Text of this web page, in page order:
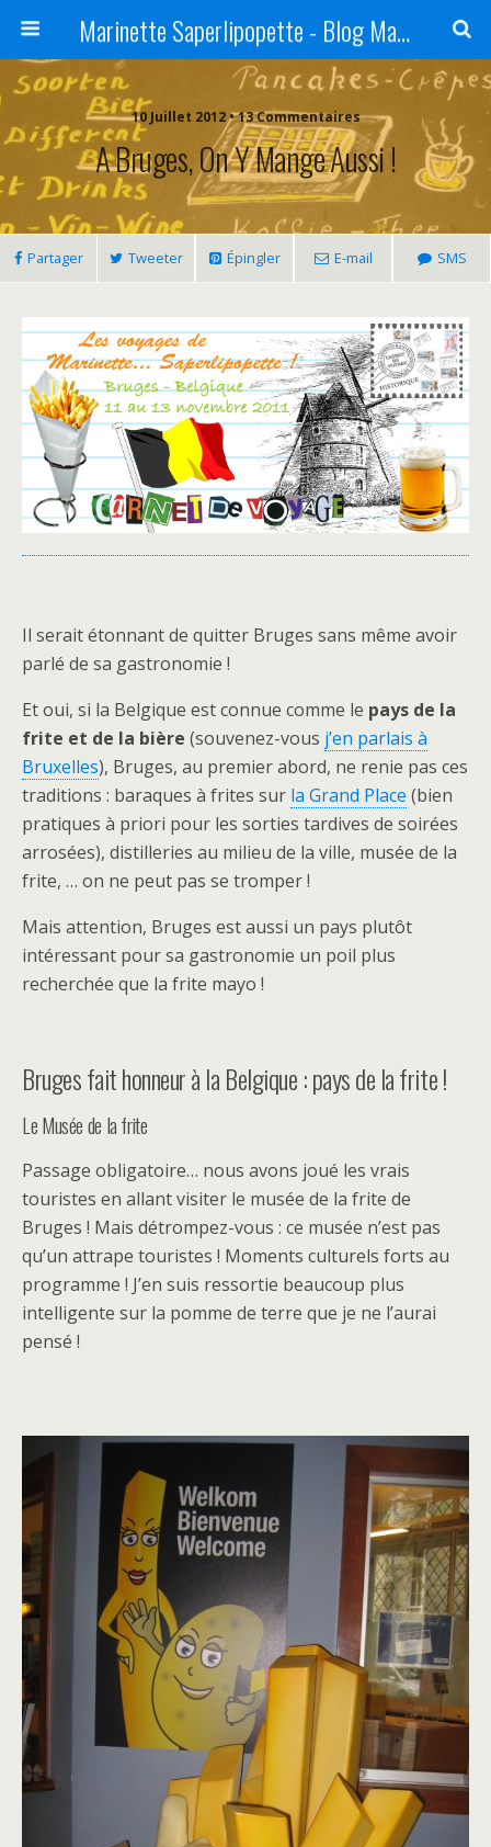
Marinette Saperlipopette - Blog Maman Angers Lifestyle - Ex Expat Montréal
10 Juillet 2012 • 13 Commentaires
A Bruges, On Y Mange Aussi !
Partager Tweeter Épingler E-mail SMS
Il serait étonnant de quitter Bruges sans même avoir
parlé de sa gastronomie !
Et oui, si la Belgique est connue comme le pays de la
frite et de la bière (souvenez-vous j’en parlais à
Bruxelles), Bruges, au premier abord, ne renie pas ces
traditions : baraques à frites sur la Grand Place (bien
pratiques à priori pour les sorties tardives de soirées
arrosées), distilleries au milieu de la ville, musée de la
frite, … on ne peut pas se tromper !
Mais attention, Bruges est aussi un pays plutôt
intéressant pour sa gastronomie un poil plus
recherchée que la frite mayo !
Bruges fait honneur à la Belgique : pays de la frite !
Le Musée de la frite
Passage obligatoire… nous avons joué les vrais
touristes en allant visiter le musée de la frite de
Bruges ! Mais détrompez-vous : ce musée n’est pas
qu’un attrape touristes ! Moments culturels forts au
programme ! J’en suis ressortie beaucoup plus
intelligente sur la pomme de terre que je ne l’aurai
pensé !